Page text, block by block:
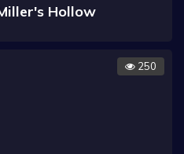
Hollow
250